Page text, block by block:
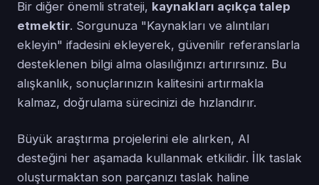
Bir diğer önemli strateji, kaynakları açıkça talep
etmektir. Sorgunuza "Kaynakları ve alıntıları
ekleyin" ifadesini ekleyerek, güvenilir referanslarla
desteklenen bilgi alma olasılığınızı artırırsınız. Bu
alışkanlık, sonuçlarınızın kalitesini artırmakla
kalmaz, doğrulama sürecinizi de hızlandırır.
Büyük araştırma projelerini ele alırken, AI
desteğini her aşamada kullanmak etkilidir. İlk taslak
oluşturmaktan son parçanızı taslak haline